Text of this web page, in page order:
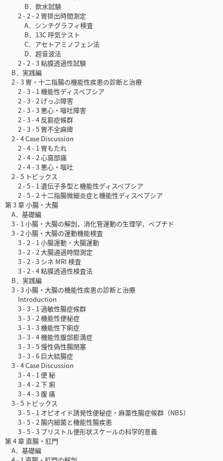
B．飲水試験
2 - 2 - 2 胃排出時間測定
A．シンチグラフィ検査
B．13C 呼気テスト
C．アセトアミノフェン法
D．超音波法
2 - 2 - 3 粘膜透過性試験
B．実践編
2 - 3 胃・十二指腸の機能性疾患の診断と治療
2 - 3 - 1 機能性ディスペプシア
2 - 3 - 2 げっぷ障害
2 - 3 - 3 悪心・嘔吐障害
2 - 3 - 4 反芻症候群
2 - 3 - 5 胃不全麻痺
2 - 4 Case Discussion
2 - 4 - 1 胃もたれ
2 - 4 - 2 心窩部痛
2 - 4 - 3 悪心・嘔吐
2 - 5 トピックス
2 - 5 - 1 遺伝子多型と機能性ディスペプシア
2 - 5 - 2 十二指腸微細炎症と機能性ディスペプシア
第 3 章 小腸・大腸
A．基礎編
3 - 1 小腸・大腸の解剖，消化管運動の生理学，ペプチド
3 - 2 小腸・大腸の運動機能検査
3 - 2 - 1 小腸運動・大腸運動
3 - 2 - 2 大腸通過時間測定
3 - 2 - 3 シネ MRI 検査
3 - 2 - 4 粘膜透過性検査法
B．実践編
3 - 3 小腸・大腸の機能性疾患の診断と治療
Introduction
3 - 3 - 1 過敏性腸症候群
3 - 3 - 2 機能性便秘症
3 - 3 - 3 機能性下痢症
3 - 3 - 4 機能性腹部膨満症
3 - 3 - 5 慢性偽性腸閉塞
3 - 3 - 6 巨大結腸症
3 - 4 Case Discussion
3 - 4 - 1 便 秘
3 - 4 - 2 下 痢
3 - 4 - 3 腹 痛
3 - 5 トピックス
3 - 5 - 1 オピオイド誘発性便秘症・麻薬性腸症候群（NBS）
3 - 5 - 2 腸内細菌と機能性腸疾患
3 - 5 - 3 ブリストル便形状スケールの科学的意義
第 4 章 直腸・肛門
A．基礎編